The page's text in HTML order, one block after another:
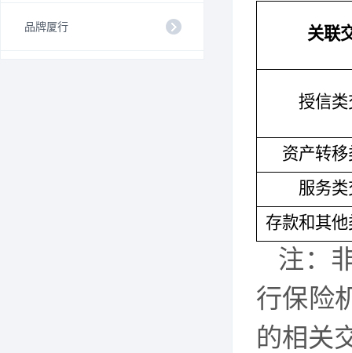
品牌厦行 关联
授信
资产转
服务
存款和其
注：
行保险
的相关